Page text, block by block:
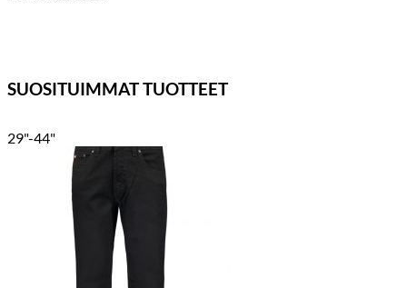
SUOSITUIMMAT TUOTTEET
29"-44"